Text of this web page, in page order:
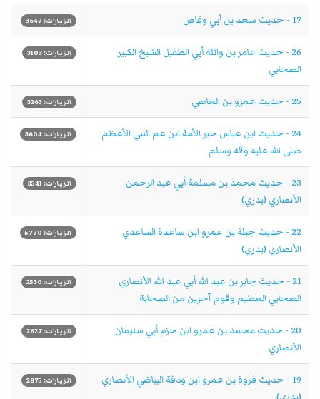
17 - حديث سعد بن أبي وقاص الزيارات: 3647
26 - حديث عامر بن واثلة أبي الطفيل الشيخ الكبير
الصحابي
الزيارات: 3103
25 - حديث عمرو بن العاصي الزيارات: 3263
24 - حديث ابن عباس حبر الأمة ابن عم النبي الأعظم
صلى الله عليه وآله وسلم
الزيارات: 3604
23 - حديث محمد بن مسلمة أبي عبد الرحمن
الأنصاري (بدري)
الزيارات: 3541
22 - حديث جبلة بن عمرو ابن ساعدة الساعدي
الأنصاري (بدري)
الزيارات: 5770
21 - حديث جابر بن عبد الله أبي عبد الله الأنصاري
الصحابي العظيم وقوم آخرين من الصحابة
الزيارات: 2530
20 - حديث محمد بن عمرو ابن حزم أبي سليمان
الأنصاري
الزيارات: 2627
19 - حديث فروة بن عمرو ابن ودقة البياضي الأنصاري
الزيارات: 2875